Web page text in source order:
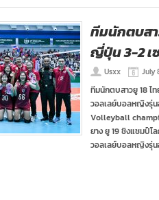
ทีมนักตบสา
ญี่ปุ่น 3-2 เ
Usxx July
ทีมนักตบสาวยู 18 ไ
วอลเลย์บอลหญิงรุ่น
Volleyball
ยาง ยู 19 ชิงแชมป์
วอลเลย์บอลหญิงรุ่น